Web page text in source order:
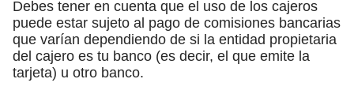
Debes tener en cuenta que el uso de los cajeros
puede estar sujeto al pago de comisiones bancarias
que varían dependiendo de si la entidad propietaria
del cajero es tu banco (es decir, el que emite la
tarjeta) u otro banco.